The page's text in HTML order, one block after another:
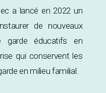
a lancé en 2022 un
de nouveaux
garde éducatifs en
qui conservent les
en milieu familial.